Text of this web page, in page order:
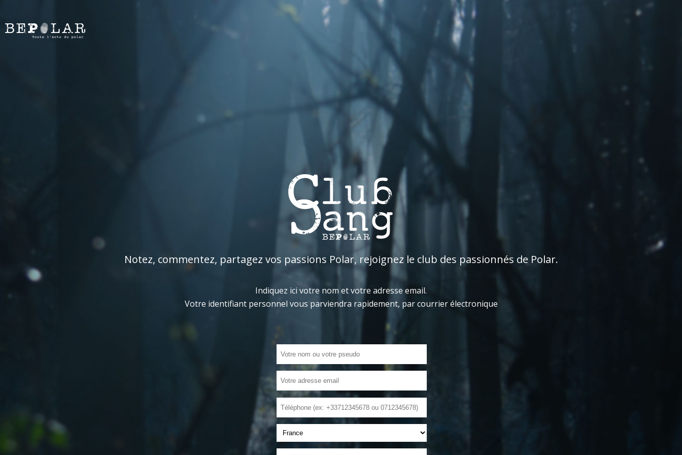
Notez, commentez, partagez vos passions Polar, rejoignez le club des passionnés de Polar.
Indiquez ici votre nom et votre adresse email.
Votre identifiant personnel vous parviendra rapidement, par courrier électronique